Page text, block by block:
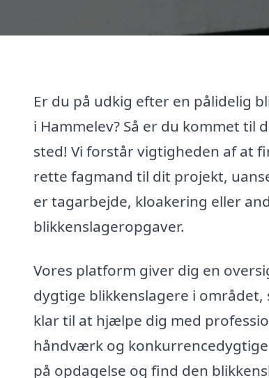
Er du på udkig efter en pålidelig
i Hammelev? Så er du kommet til
sted! Vi forstår vigtigheden af at
rette fagmand til dit projekt,
er tagarbejde, kloakering eller
blikkenslageropgaver.
Vores platform giver dig en
dygtige blikkenslagere i området,
klar til at hjælpe dig med
håndværk og
på opdagelse og find den